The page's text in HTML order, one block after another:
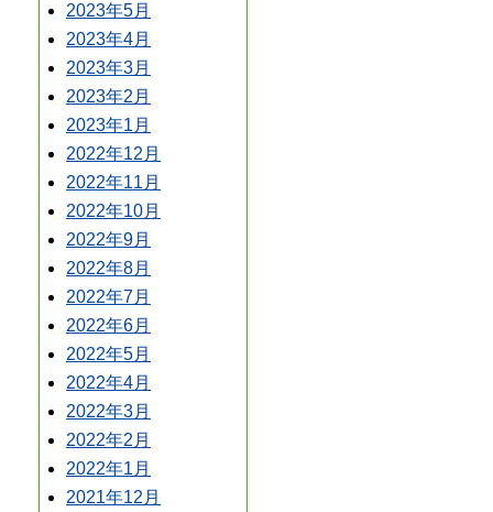
2023年5月
2023年4月
2023年3月
2023年2月
2023年1月
2022年12月
2022年11月
2022年10月
2022年9月
2022年8月
2022年7月
2022年6月
2022年5月
2022年4月
2022年3月
2022年2月
2022年1月
2021年12月